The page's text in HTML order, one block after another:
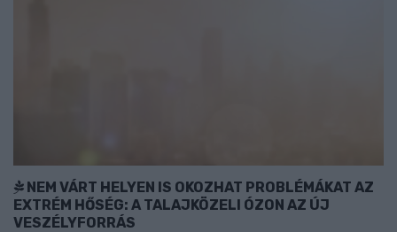
NEM VÁRT HELYEN IS OKOZHAT PROBLÉMÁKAT AZ
EXTRÉM HŐSÉG: A TALAJKÖZELI ÓZON AZ ÚJ
VESZÉLYFORRÁS